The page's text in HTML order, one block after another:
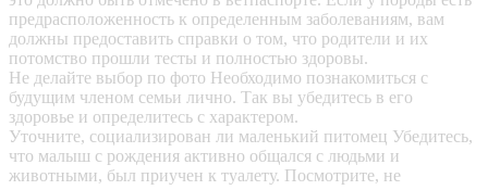
предрасположенность к определенным заболеваниям, вам
должны предоставить справки о том, что родители и их
потомство прошли тесты и полностью здоровы.
Не делайте выбор по фото Необходимо познакомиться с
будущим членом семьи лично. Так вы убедитесь в его
здоровье и определитесь с характером.
Уточните, социализирован ли маленький питомец Убедитесь,
что малыш с рождения активно общался с людьми и
животными, был приучен к туалету. Посмотрите, не